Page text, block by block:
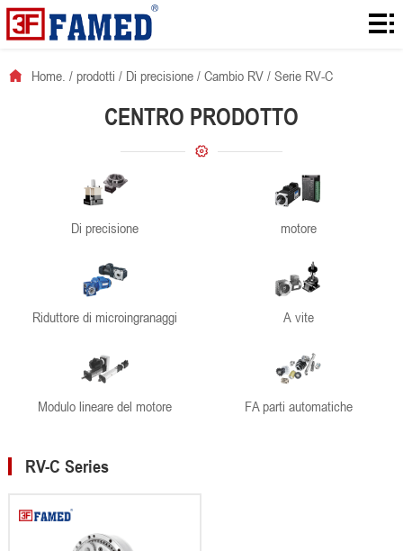
Home.
Home. / prodotti / Di precisione/ Cambio RV/ Serie RV-C
CENTRO PRODOTTO
Di precisione motore
Riduttore di microingranaggi A vite
Modulo lineare del motore FA parti automatiche
RV-C Series